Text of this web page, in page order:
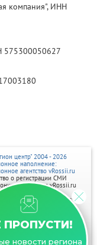
компания", ИНН
575300050627
ПРОПУСТИ!
новости региона
центр" 2004 - 2026
наполнение:
агентство vRossii.ru
о регистрации СМИ
агентства vRossii.ru
04 марта
редактора Нарыков А. Н.
размещаются на
"Умный маркетинг"